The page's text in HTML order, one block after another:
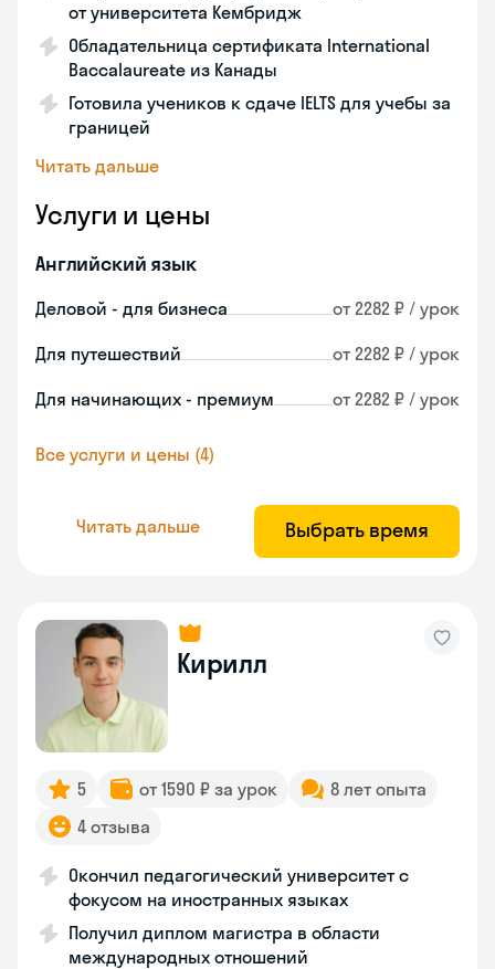
от университета Кембридж
Обладательница сертификата International
Baccalaureate из Канады
Готовила учеников к сдаче IELTS для учебы за
границей
Читать дальше
Услуги и цены
Английский язык
Деловой - для бизнеса от 2282 ₽ / урок
Для путешествий от 2282 ₽ / урок
Для начинающих - премиум от 2282 ₽ / урок
Все услуги и цены (4)
Читать дальше Выбрать время
Кирилл
5 от 1590 ₽ за урок
8 лет опыта
4 отзыва
Окончил педагогический университет с
фокусом на иностранных языках
Получил диплом магистра в области
международных отношений